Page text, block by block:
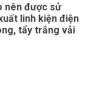
nên được sử
linh kiện điện
tẩy trắng vải